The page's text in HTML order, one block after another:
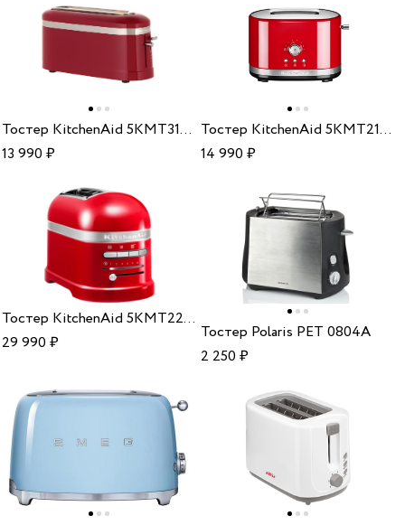
Тостер KitchenAid 5KMT3115EER empire red
13 990₽
Тостер KitchenAid 5KMT2116EER empire red
14 990₽
Тостер KitchenAid 5KMT2204EER empire red
29 990₽
Тостер Polaris PET 0804A
2 250₽